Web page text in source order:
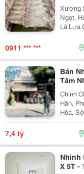
Xương
Ngọt, Hàng
Là Lựa
Công
Dày,
Tự
0911 *** ***
Bán
Tâm
Tỷ
Chính
Hãn,
Hòa,
Cửa
7,4 tỷ
Nhỉnh
X 5T -